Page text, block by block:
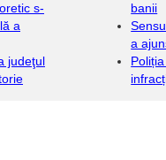
s-
a
judeţul
banii
a